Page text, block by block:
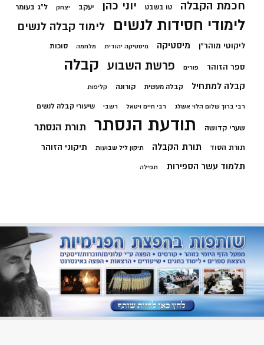
חכמת הקבלה טו בשבט יוני כהן יעקב יצחק ל"ג בעומר
לימודי חסידות לנשים לימוד קבלה לנשים
ליקוטי מוהר"ן מיסטיקה מיסטיקה יהודית מלחמה סוכות
ספר הזוהר פורים פרשת השבוע קבלה
קבלה למתחיל קבלה מעשית קורונה קליפות
רבי ברוך שלום הלוי אשלג רבי חיים ויטאל רשבי שיעורי קבלה לנשים
שערי קדושה תודעת הנסתר תורת הנסתר
תורת הסוד תורת הקבלה תיקון ליל שבועות תיקוני הזוהר
תלמוד עשר הספירות תפילה